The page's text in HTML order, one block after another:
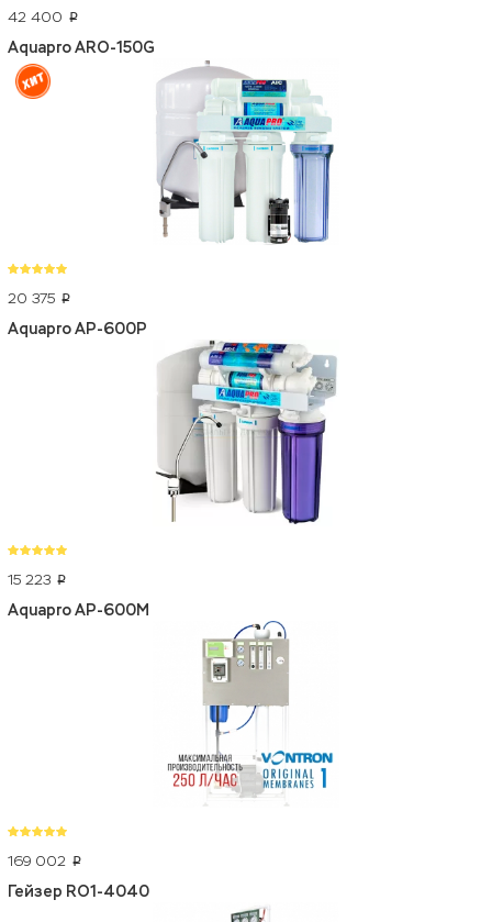
42 400 p
Aquapro ARO-150G
20 375 p
Aquapro AP-600P
15 223 p
Aquapro AP-600M
169 002 p
Гейзер RO1-4040